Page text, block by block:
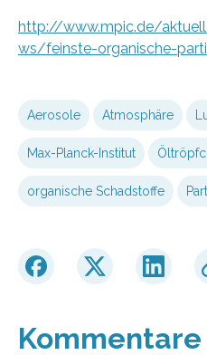
http://www.mpic.de/
ws/feinste-organische-
Aerosole Atmosphäre
Max-Planck-Institut
organische Schadstoffe
Kommentare